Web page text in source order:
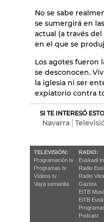
No se sabe
se sumergirá en
actual (a través
en el que se
Los agotes fueron
se desconocen.
la iglesia ni ser
expiatorio contra
SI TE INTERESÓ
Navarra
TELEVISIÓN:
Programación tv
Programas tv
Vídeos tv
Vaya semanita
RADIO:
Euskadi
Radio
Radio
Gaztea
EITB
EiTB
Podcast